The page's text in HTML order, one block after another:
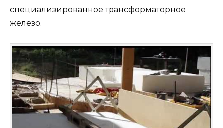
специализированное трансформаторное
железо.